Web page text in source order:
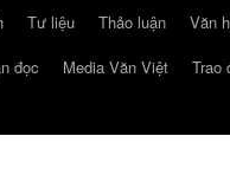
Tư liệu Thảo luận Văn
đọc Media Văn Việt Trao